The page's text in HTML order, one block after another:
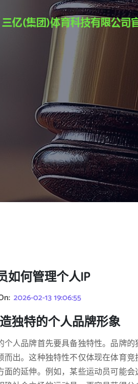
如何管理个人IP
2026-02-13 19:06:55
独特的个人品牌形象
个人品牌首先要具备独特性。品牌
而出。这种独特性不仅体现在体育
面的延伸。例如，某些运动员可能